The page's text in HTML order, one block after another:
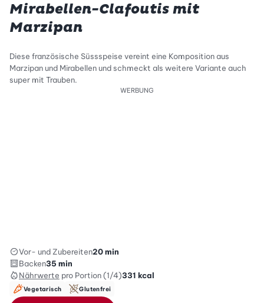
Mirabellen-Clafoutis mit
Marzipan
Diese französische Süssspeise vereint eine Komposition aus
Marzipan und Mirabellen und schmeckt als weitere Variante auch
super mit Trauben.
WERBUNG
Vor- und Zubereiten20 min
Backen35 min
Nährwerte pro Portion (1/4)331 kcal
Vegetarisch Glutenfrei